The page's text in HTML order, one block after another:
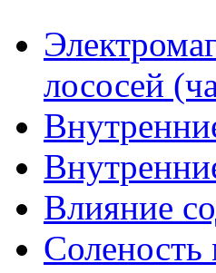
лососей
Влияние